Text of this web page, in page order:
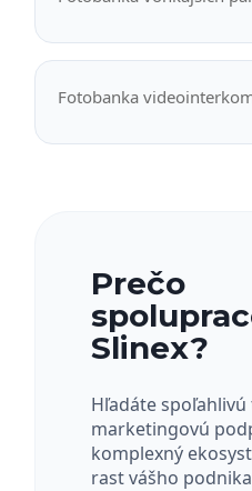
Fotobanka
Prečo
Slinex?
Hľadáte
marketingovú
komplexný
rast vášho